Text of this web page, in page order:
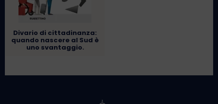
Divario di cittadinanza:
quando nascere al Sud è
uno svantaggio.